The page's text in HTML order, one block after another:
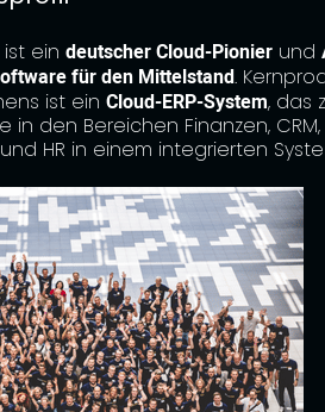
ist eindeutscher Cloud-Pionier und
für den Mittelstand.
ist einCloud-ERP-System, das
in den Bereichen Finanzen, CRM,
HR in einem integrierten